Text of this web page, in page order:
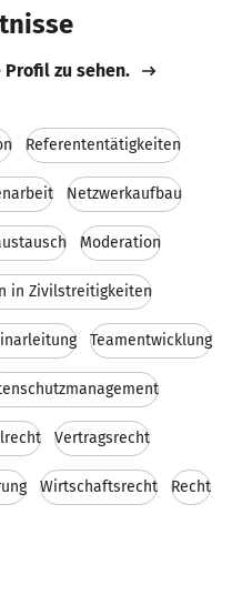
Profil zu sehen.
Referententätigkeiten
Netzwerkaufbau
Moderation
in Zivilstreitigkeiten
Teamentwicklung
Vertragsrecht
Wirtschaftsrecht Recht